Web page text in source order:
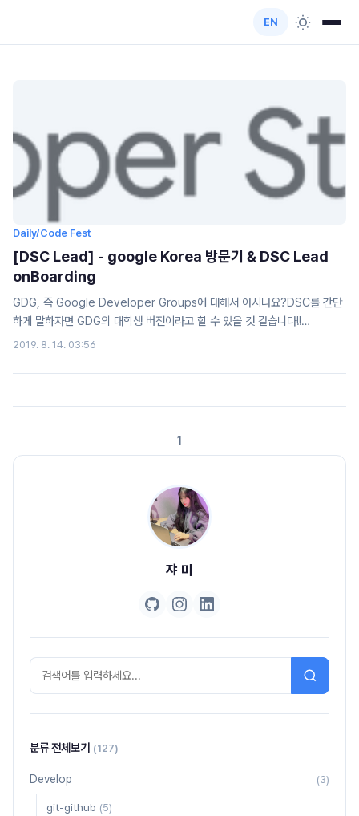
EN
Daily/Code Fest
[DSC Lead] - google Korea 방문기 & DSC Lead
onBoarding
GDG, 즉 Google Developer Groups에 대해서 아시나요?DSC를 간단
하게 말하자면 GDG의 대학생 버전이라고 할 수 있을 것 같습니다!!
onboarding에서 듣기로는 구글은 개발자와 커뮤니케이션하는 것을 중요시
한 프로그램을 진행 중입니다.- Women Techmakers- Google
2019. 8. 14. 03:56
1
쟈 미
분류 전체보기 (127)
Develop (3)
git-github (5)